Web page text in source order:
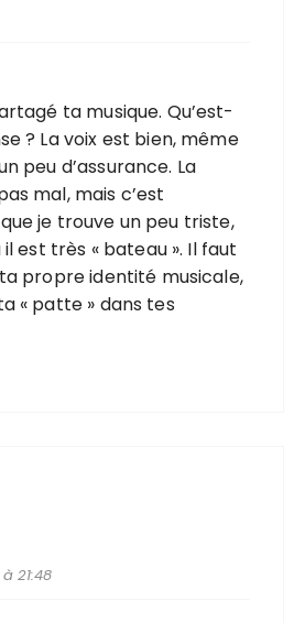
ta musique. Qu’est-
? La voix est bien, même
peu d’assurance. La
mal, mais c’est
je trouve un peu triste,
est très « bateau ». Il faut
propre identité musicale,
« patte » dans tes
21:48